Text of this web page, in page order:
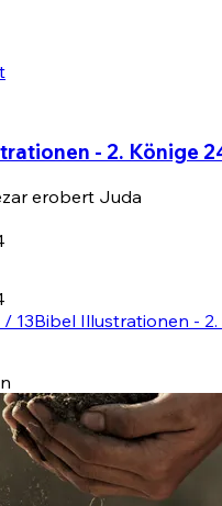
- 2. Könige
erobert Juda
/ 13Bibel Illustrationen - 2.